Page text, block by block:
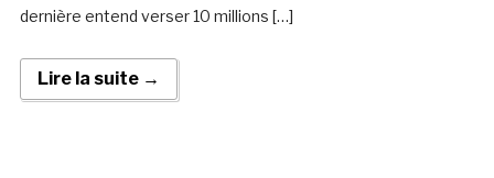
dernière entend verser 10 millions […]
Lire la suite →